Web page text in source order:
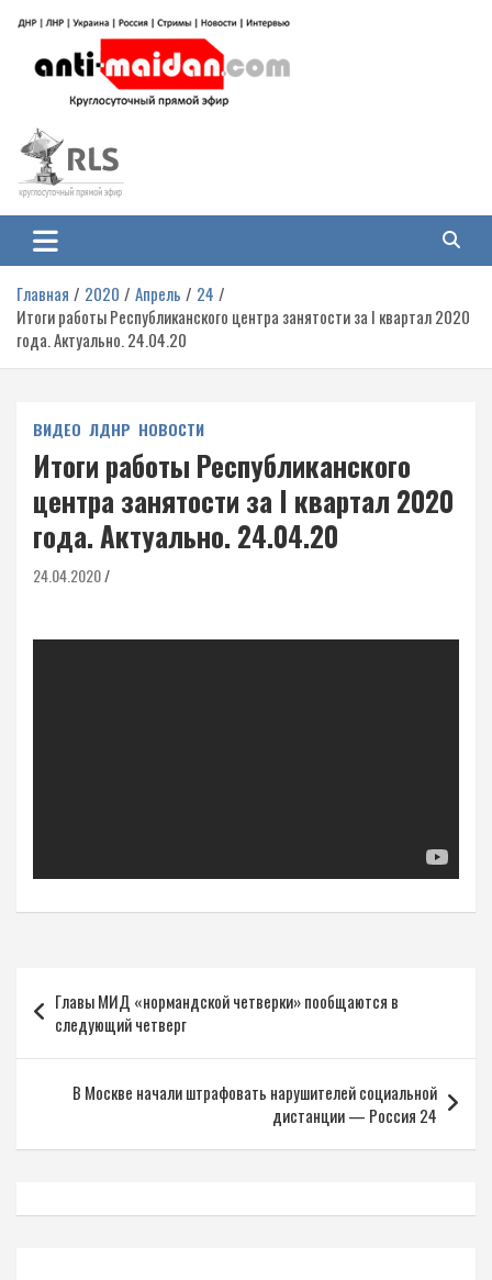
содержимому
Антимайдан: Гражданская война
на Украине
гражданской войне на Украине, включая события в Новороссии, ДНР,
ЛНР и других регионах.
Главная 2020 Апрель
24
Итоги работы Республиканского центра занятости за I квартал 2020
года. Актуально. 24.04.20
ВИДЕО ЛДНР НОВОСТИ
Итоги работы Республиканского
центра занятости за I квартал 2020
года. Актуально. 24.04.20
24.04.2020
по
записям
Главы МИД «нормандской четверки» пообщаются в
следующий четверг
В Москве начали штрафовать нарушителей социальной
дистанции — Россия 24